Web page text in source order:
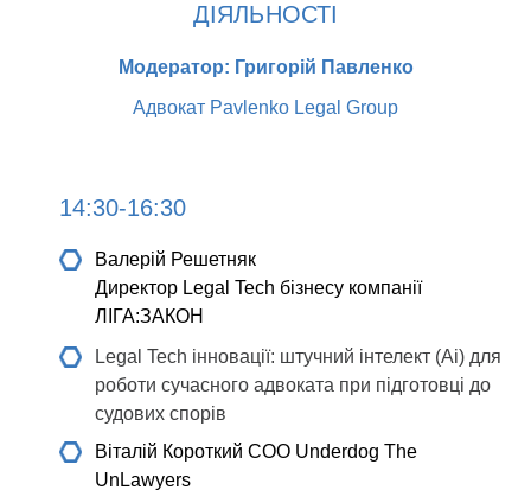
ДІЯЛЬНОСТІ
Модератор: Григорій Павленко
Адвокат Pavlenko Legal Group
14:30-16:30
Валерій Решетняк
Директор Legal Tech бізнесу компанії
ЛІГА:ЗАКОН
Legal Tech інновації: штучний інтелект (Ai) для
роботи сучасного адвоката при підготовці до
судових спорів
Віталій Короткий СOO Underdog The
UnLawyers